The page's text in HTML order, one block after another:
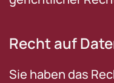
Recht auf
Sie haben das